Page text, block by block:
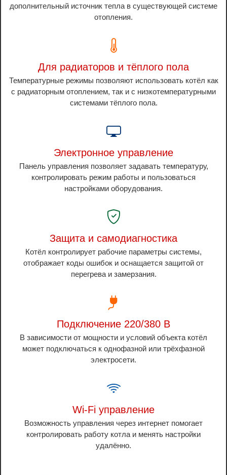
дополнительный источник тепла в существующей системе
отопления.
Для радиаторов и тёплого пола
Температурные режимы позволяют использовать котёл как
с радиаторным отоплением, так и с низкотемпературными
системами тёплого пола.
Электронное управление
Панель управления позволяет задавать температуру,
контролировать режим работы и пользоваться
настройками оборудования.
Защита и самодиагностика
Котёл контролирует рабочие параметры системы,
отображает коды ошибок и оснащается защитой от
перегрева и замерзания.
Подключение 220/380 В
В зависимости от мощности и условий объекта котёл
может подключаться к однофазной или трёхфазной
электросети.
Wi-Fi управление
Возможность управления через интернет помогает
контролировать работу котла и менять настройки
удалённо.